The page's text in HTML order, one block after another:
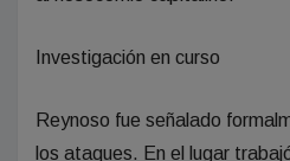
Investigación en curso
Reynoso fue señalado
los ataques. En el lugar